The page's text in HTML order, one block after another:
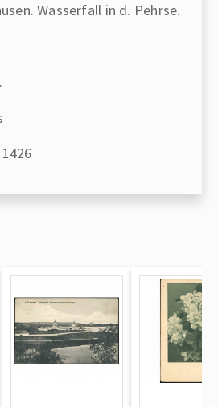
Wasserfall in d. Pehrse.
1426